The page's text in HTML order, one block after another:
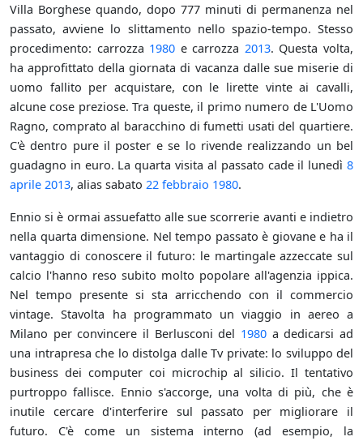
Villa Borghese quando, dopo 777 minuti di permanenza nel
passato, avviene lo slittamento nello spazio-tempo. Stesso
procedimento: carrozza 1980 e carrozza 2013. Questa volta,
ha approfittato della giornata di vacanza dalle sue miserie di
uomo fallito per acquistare, con le lirette vinte ai cavalli,
alcune cose preziose. Tra queste, il primo numero de L'Uomo
Ragno, comprato al baracchino di fumetti usati del quartiere.
C'è dentro pure il poster e se lo rivende realizzando un bel
guadagno in euro. La quarta visita al passato cade il lunedì 8
aprile 2013, alias sabato 22 febbraio 1980.
Ennio si è ormai assuefatto alle sue scorrerie avanti e indietro
nella quarta dimensione. Nel tempo passato è giovane e ha il
vantaggio di conoscere il futuro: le martingale azzeccate sul
calcio l'hanno reso subito molto popolare all'agenzia ippica.
Nel tempo presente si sta arricchendo con il commercio
vintage. Stavolta ha programmato un viaggio in aereo a
Milano per convincere il Berlusconi del 1980 a dedicarsi ad
una intrapresa che lo distolga dalle Tv private: lo sviluppo del
business dei computer coi microchip al silicio. Il tentativo
purtroppo fallisce. Ennio s'accorge, una volta di più, che è
inutile cercare d'interferire sul passato per migliorare il
futuro. C'è come un sistema interno (ad esempio, la